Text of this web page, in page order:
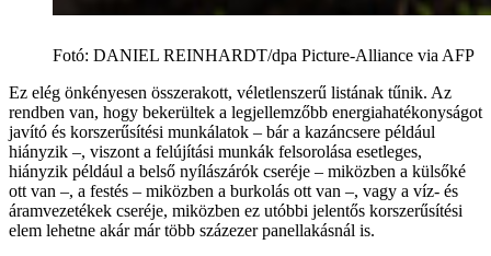
Fotó: DANIEL REINHARDT/dpa Picture-Alliance via AFP
Ez elég önkényesen összerakott, véletlenszerű listának tűnik. Az
rendben van, hogy bekerültek a legjellemzőbb energiahatékonyságot
javító és korszerűsítési munkálatok – bár a kazáncsere például
hiányzik –, viszont a felújítási munkák felsorolása esetleges,
hiányzik például a belső nyílászárók cseréje – miközben a külsőké
ott van –, a festés – miközben a burkolás ott van –, vagy a víz- és
áramvezetékek cseréje, miközben ez utóbbi jelentős korszerűsítési
elem lehetne akár már több százezer panellakásnál is.